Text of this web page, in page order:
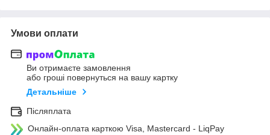
Умови оплати
Ви отримаєте замовлення
або гроші повернуться на вашу картку
Детальніше
Післяплата
Онлайн-оплата карткою Visa, Mastercard - LiqPay